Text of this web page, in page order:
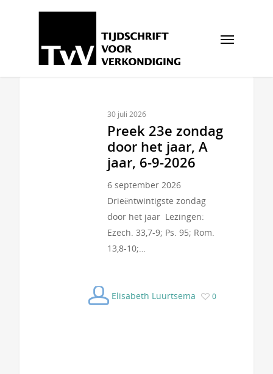
30 juli 2026
Preek 23e zondag
door het jaar, A
jaar, 6-9-2026
6 september 2026
Drieëntwintigste zondag
door het jaar Lezingen:
Ezech. 33,7-9; Ps. 95; Rom.
13,8-10;…
Elisabeth Luurtsema 0